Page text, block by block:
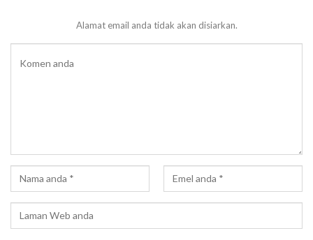
Alamat email anda tidak akan disiarkan.